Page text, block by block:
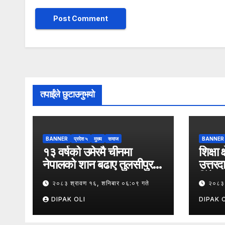
तपाईंले छुटाउनुभयो
BANNER प्रदेश ५ मुख्य समाज
१३ वर्षको उमेरमै चीनमा
नेपालको शान बढाए तुलसीपुर–
५ का करुण छन्त्याल
२०८३ श्रावण १६, शनिबार ०६:०९ गते
DIPAK OLI
BANNER
शिक्षा
दिँदै
संघले
DIPAK